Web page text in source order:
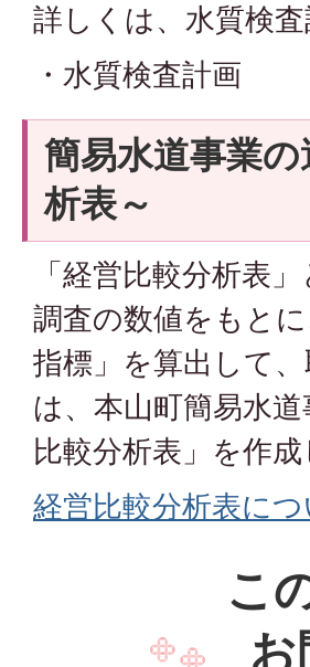
詳しくは、水質検
・水質検査計画
簡易水道事業
析表～
「経営比較分析表
調査の数値をもと
指標」を算出して
は、本山町簡易水
比較分析表」を作
経営比較分析表につ
こ